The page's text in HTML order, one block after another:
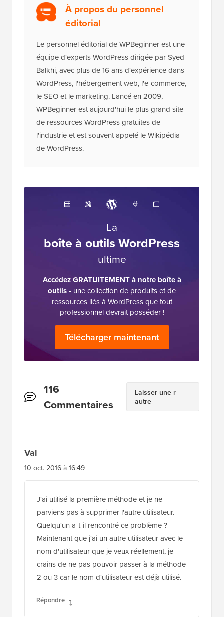
À propos du personnel
éditorial
Le personnel éditorial de WPBeginner est une
équipe d'experts WordPress dirigée par Syed
Balkhi, avec plus de 16 ans d'expérience dans
WordPress, l'hébergement web, l'e-commerce,
le SEO et le marketing. Lancé en 2009,
WPBeginner est aujourd'hui le plus grand site
de ressources WordPress gratuites de
l'industrie et est souvent appelé le Wikipédia
de WordPress.
La
boîte à outils WordPress
ultime
Accédez GRATUITEMENT à notre boîte à
outils- une collection de produits et de
ressources liés à WordPress que tout
professionnel devrait posséder !
Télécharger maintenant
Interactions
des
116
Commentaires
Laisser une r
autre
Val
10 oct. 2016 à 16:49
J'ai utilisé la première méthode et je ne
parviens pas à supprimer l'autre utilisateur.
Quelqu'un a-t-il rencontré ce problème ?
Maintenant que j'ai un autre utilisateur avec le
nom d'utilisateur que je veux réellement, je
crains de ne pas pouvoir passer à la méthode
2 ou 3 car le nom d'utilisateur est déjà utilisé.
Répondre